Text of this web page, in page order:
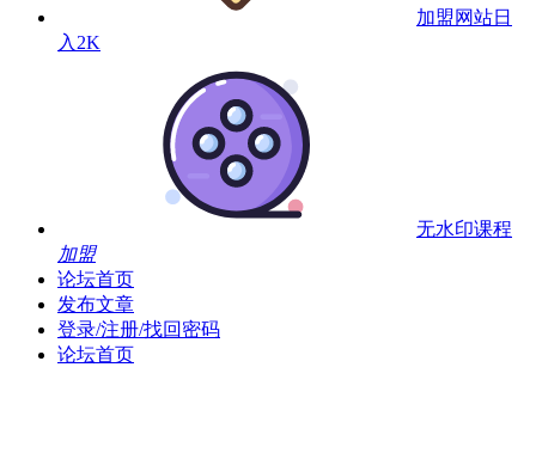
加盟网站日
入2K
无水印课程
加盟
论坛首页
发布文章
登录/注册/找回密码
论坛首页